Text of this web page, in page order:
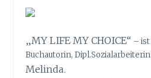
„MY LIFE MY CHOICE“ –
Buchautorin,
Melinda.